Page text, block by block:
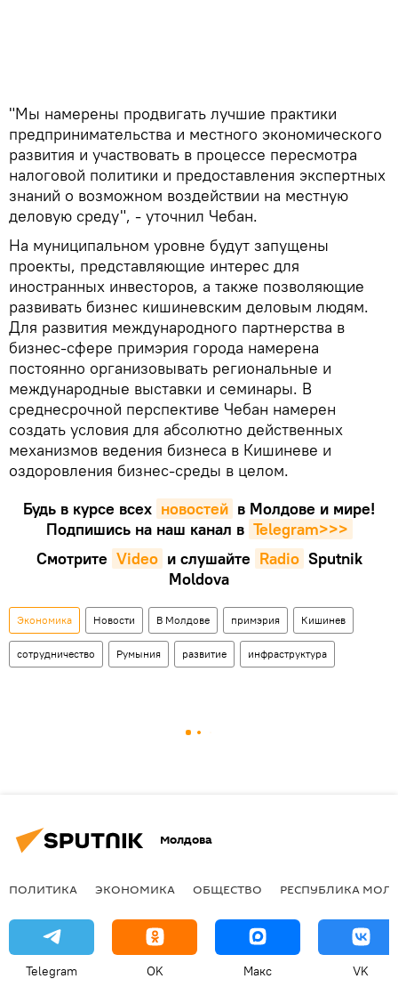
"Мы намерены продвигать лучшие практики
предпринимательства и местного экономического
развития и участвовать в процессе пересмотра
налоговой политики и предоставления экспертных
знаний о возможном воздействии на местную
деловую среду", - уточнил Чебан.
На муниципальном уровне будут запущены
проекты, представляющие интерес для
иностранных инвесторов, а также позволяющие
развивать бизнес кишиневским деловым людям.
Для развития международного партнерства в
бизнес-сфере примэрия города намерена
постоянно организовывать региональные и
международные выставки и семинары. В
среднесрочной перспективе Чебан намерен
создать условия для абсолютно действенных
механизмов ведения бизнеса в Кишиневе и
оздоровления бизнес-среды в целом.
Будь в курсе всех новостей в Молдове и мире!
Подпишись на наш канал в Telegram>>>
Смотрите Video и слушайте Radio Sputnik
Moldova
Экономика Новости В Молдове примэрия Кишинев
сотрудничество Румыния развитие инфраструктура
Молдова
ПОЛИТИКА ЭКОНОМИКА ОБЩЕСТВО РЕСПУБЛИКА
Telegram OK Макс VK